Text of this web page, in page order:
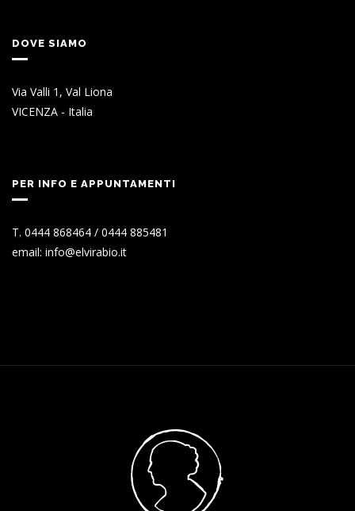
DOVE SIAMO
Via Valli 1, Val Liona
VICENZA - Italia
PER INFO E APPUNTAMENTI
T. 0444 868464 / 0444 885481
email: info@elvirabio.it